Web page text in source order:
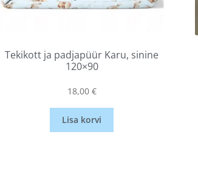
Tekikott ja padjapüür Karu, sinine
120×90
18,00 €
Lisa korvi